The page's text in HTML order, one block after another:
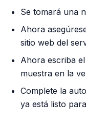
Se tomará una
Ahora
sitio web del
Ahora escriba
muestra en la
Complete la
ya está listo